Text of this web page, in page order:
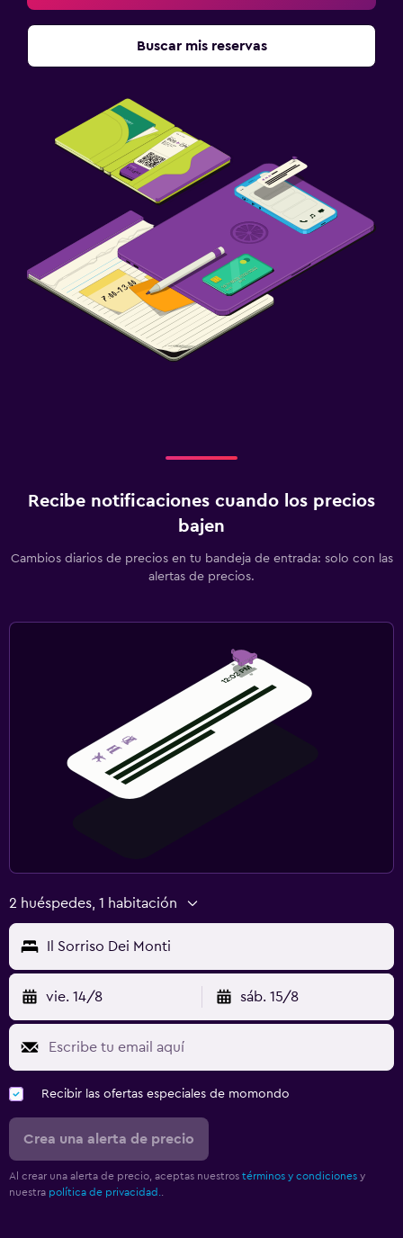
Buscar mis reservas
Recibe notificaciones cuando los precios
bajen
Cambios diarios de precios en tu bandeja de entrada: solo con las
alertas de precios.
2 huéspedes, 1 habitación
Il Sorriso Dei Monti
vie. 14/8 sáb. 15/8
Recibir las ofertas especiales de momondo
Crea una alerta de precio
Al crear una alerta de precio, aceptas nuestros términos y condiciones y
nuestra política de privacidad.